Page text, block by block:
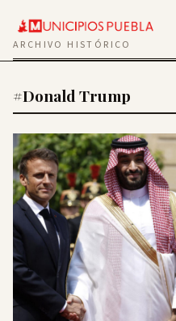
ARCHIVO HISTÓRICO
#Donald Trump